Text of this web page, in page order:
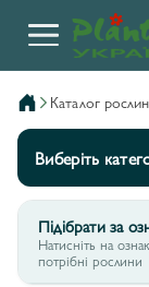
каталог рослин
Виберіть
Підібрати за
Натисніть на
потрібні рослини